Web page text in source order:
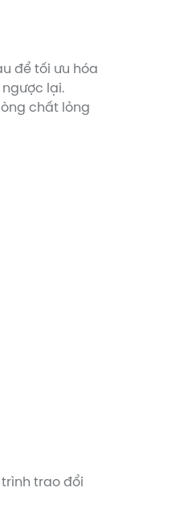
để tối ưu hóa
lại.
chất lỏng
trao đổi